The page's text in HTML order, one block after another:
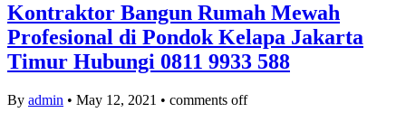
Kontraktor Bangun Rumah Mewah
Profesional di Pondok Kelapa Jakarta
Timur Hubungi 0811 9933 588
By admin • May 12, 2021 • comments off